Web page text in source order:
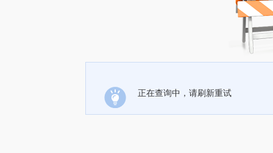
正在查询中，请刷新重试